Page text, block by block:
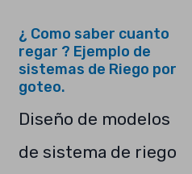
¿ Como saber cuanto
regar ? Ejemplo de
sistemas de Riego por
goteo.
Diseño de modelos
de sistema de riego